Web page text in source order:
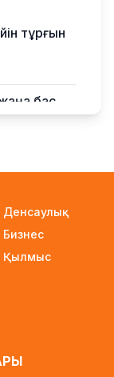
тұрғын
бас
жұмыс
түрде
Денсаулық
Бизнес
Қылмыс